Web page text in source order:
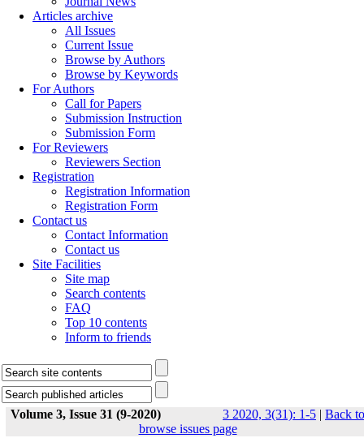
Articles archive
All Issues
Current Issue
Browse by Authors
Browse by Keywords
For Authors
Call for Papers
Submission Instruction
Submission Form
For Reviewers
Reviewers Section
Registration
Registration Information
Registration Form
Contact us
Contact Information
Contact us
Site Facilities
Site map
Search contents
FAQ
Top 10 contents
Inform to friends
Volume 3, Issue 31 (9-2020) 3 2020, 3(31): 1-5 | Back to
browse issues page